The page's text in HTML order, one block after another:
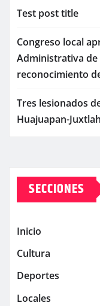
Test post title
Congreso local
Administrativa
reconocimiento
Tres lesionados
Huajuapan-
SECCIONES
Inicio
Cultura
Deportes
Locales